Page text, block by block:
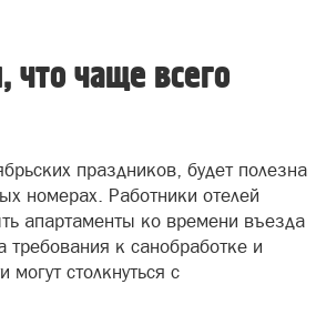
что чаще всего
праздников, будет полезна
номерах. Работники отелей
апартаменты ко времени въезда
к санобработке и
столкнуться с